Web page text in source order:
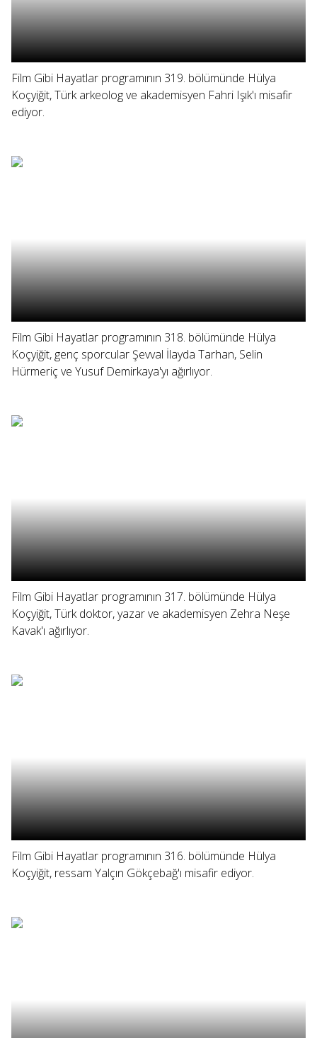
Film Gibi Hayatlar programının 319. bölümünde Hülya
Koçyiğit, Türk arkeolog ve akademisyen Fahri Işık'ı misafir
ediyor.
Film Gibi Hayatlar programının 318. bölümünde Hülya
Koçyiğit, genç sporcular Şevval İlayda Tarhan, Selin
Hürmeriç ve Yusuf Demirkaya'yı ağırlıyor.
Film Gibi Hayatlar programının 317. bölümünde Hülya
Koçyiğit, Türk doktor, yazar ve akademisyen Zehra Neşe
Kavak'ı ağırlıyor.
Film Gibi Hayatlar programının 316. bölümünde Hülya
Koçyiğit, ressam Yalçın Gökçebağ'ı misafir ediyor.